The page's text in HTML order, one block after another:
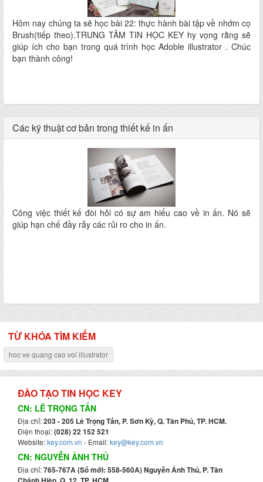
Hôm nay chúng ta sẽ học bài 22: thực hành bài tập về nhớm cọ
Brush(tiếp theo).TRUNG TÂM TIN HỌC KEY hy vọng rằng sẽ
giúp ích cho bạn trong quá trình học Adoble illustrator . Chúc
bạn thành công!
Các kỹ thuật cơ bản trong thiết kế in ấn
Công việc thiết kế đòi hỏi có sự am hiểu cao về in ấn. Nó sẽ
giúp hạn chế đầy rẫy các rủi ro cho in ấn.
TỪ KHÓA TÌM KIẾM
hoc ve quang cao voi illustrator
ĐÀO TẠO TIN HỌC KEY
CN: LÊ TRỌNG TẤN
Địa chỉ:203 - 205 Lê Trọng Tấn, P. Sơn Kỳ, Q. Tân Phú, TP. HCM.
Điện thoại:(028) 22 152 521
Website:key.com.vn - Email:key@key.com.vn
CN: NGUYỄN ẢNH THỦ
Địa chỉ:765-767A (Số mới: 558-560A) Nguyễn Ảnh Thủ, P. Tân